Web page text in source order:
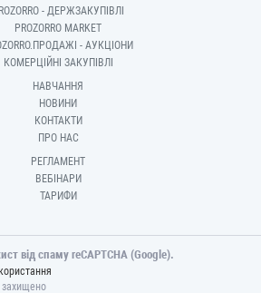
- ДЕРЖЗАКУПІВЛІ
PROZORRO MARKET
- АУКЦІОНИ
КОМЕРЦІЙНІ ЗАКУПІВЛІ
НАВЧАННЯ
НОВИНИ
КОНТАКТИ
ПРО НАС
РЕГЛАМЕНТ
ВЕБІНАРИ
ТАРИФИ
від спаму reCAPTCHA (Google).
захищено